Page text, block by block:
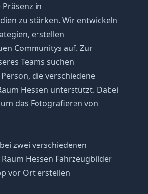
in
zu stärken. Wir entwickeln
erstellen
Communitys auf. Zur
Teams suchen
die verschiedene
Hessen unterstützt. Dabei
das Fotografieren von
zwei verschiedenen
Hessen Fahrzeugbilder
vor Ort erstellen